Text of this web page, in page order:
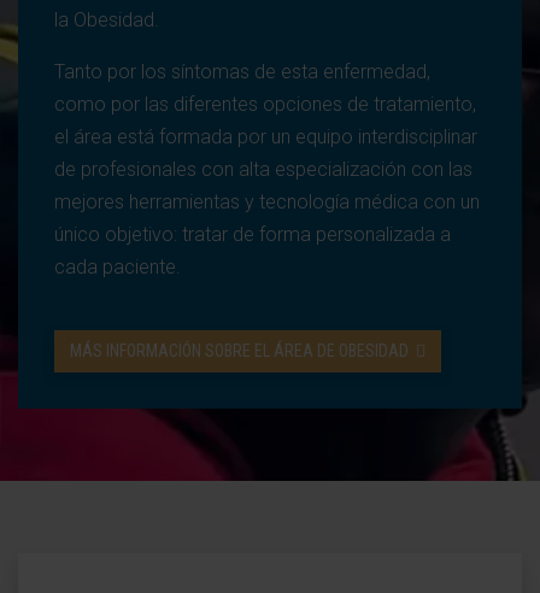
la Obesidad.
Tanto por los síntomas de esta enfermedad,
como por las diferentes opciones de tratamiento,
el área está formada por un equipo interdisciplinar
de profesionales con alta especialización con las
mejores herramientas y tecnología médica con un
único objetivo: tratar de forma personalizada a
cada paciente.
MÁS INFORMACIÓN SOBRE EL ÁREA DE OBESIDAD